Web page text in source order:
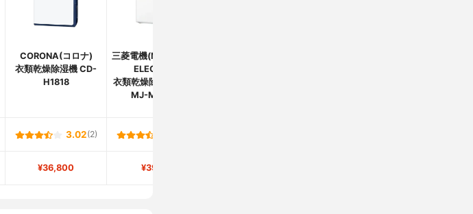
CORONA(コロナ)
衣類乾燥除湿機 CD-
H1818
三菱電機(MITSUBISHI
ELECTRIC)
衣類乾燥除湿機サラリ
MJ-M100PX
3.02(2)
¥36,800 ¥39,196